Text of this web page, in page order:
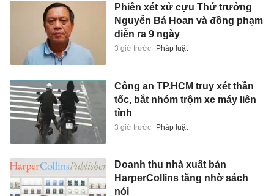
Phiên xét xử cựu Thứ trưởng
Nguyễn Bá Hoan và đồng phạm
diễn ra 9 ngày
3 giờ trước Pháp luật
Công an TP.HCM truy xét thần
tốc, bắt nhóm trộm xe máy liên
tỉnh
3 giờ trước Pháp luật
Doanh thu nhà xuất bản
HarperCollins tăng nhờ sách
nói